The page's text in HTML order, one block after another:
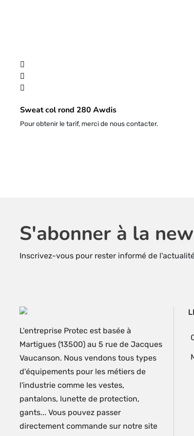
Sweat col rond 280 Awdis
Pour obtenir le tarif, merci de nous contacter.
S'abonner à la
Inscrivez-vous pour rester informé de
L'entreprise Protec est basée à
Martigues (13500) au 5 rue de Jacques
Vaucanson. Nous vendons tous types
d'équipements pour les métiers de
l'industrie comme les vestes,
pantalons, lunette de protection,
gants... Vous pouvez passer
directement commande sur notre site